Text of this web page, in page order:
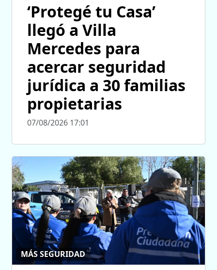
‘Protegé tu Casa’
llegó a Villa
Mercedes para
acercar seguridad
jurídica a 30 familias
propietarias
07/08/2026 17:01
MÁS SEGURIDAD